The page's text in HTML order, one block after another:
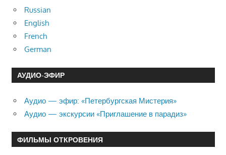
Russian
English
French
German
АУДИО-ЭФИР
Аудио — эфир: «Петербургская Мистерия»
Аудио — экскурсии «Приглашение в парадиз»
ФИЛЬМЫ ОТКРОВЕНИЯ